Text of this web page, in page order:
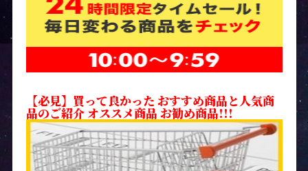
【必見】買って良かった おすすめ商品と人気商
品のご紹介 オススメ商品 お勧め商品!!!